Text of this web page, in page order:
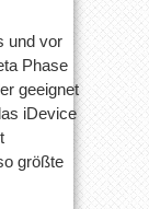
und vor
Phase
geeignet
iDevice
größte